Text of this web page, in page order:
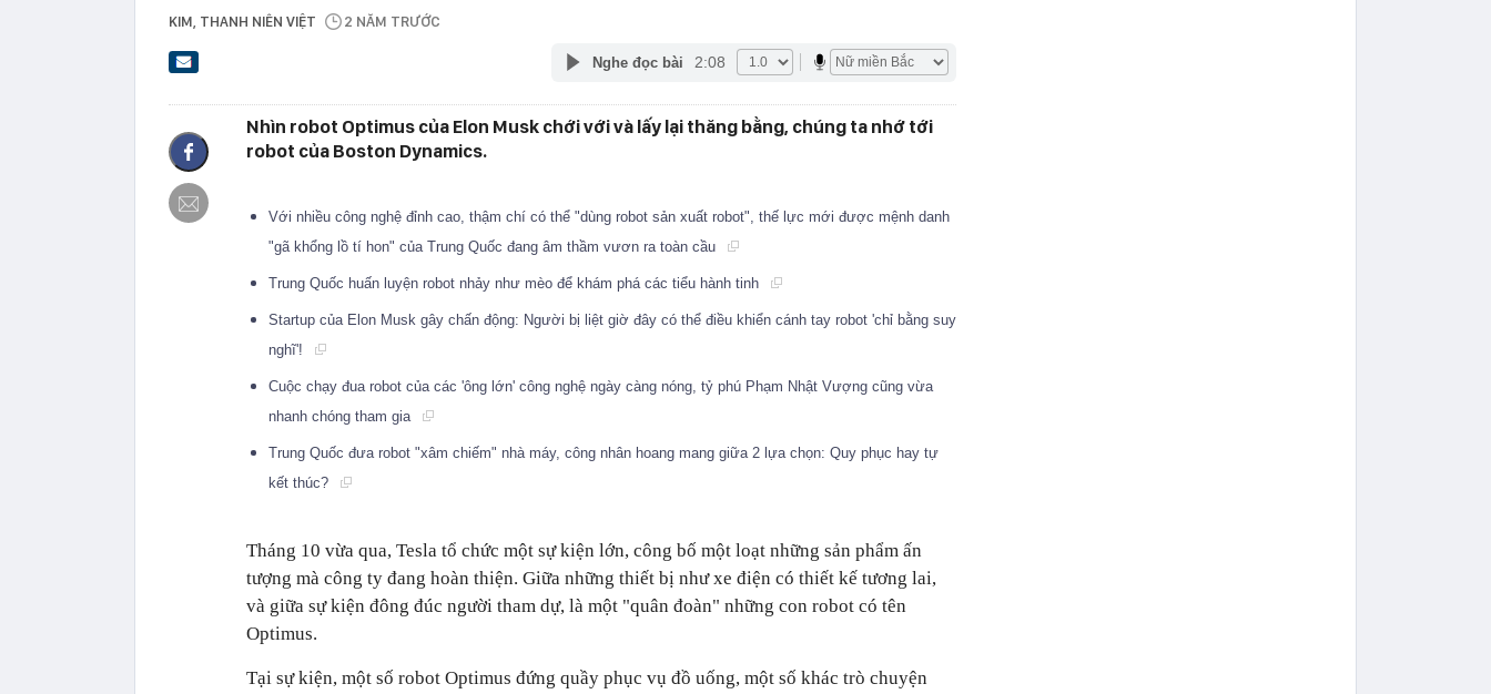
KIM , THANH NIÊN VIỆT 2 NĂM TRƯỚC
Nghe đọc bài 2:08
Nhìn robot Optimus của Elon Musk chới với và lấy lại thăng bằng, chúng ta nhớ tới
robot của Boston Dynamics.
Với nhiều công nghệ đỉnh cao, thậm chí có thể "dùng robot sản xuất robot", thế lực mới được mệnh danh
"gã khổng lồ tí hon" của Trung Quốc đang âm thầm vươn ra toàn cầu
Trung Quốc huấn luyện robot nhảy như mèo để khám phá các tiểu hành tinh
Startup của Elon Musk gây chấn động: Người bị liệt giờ đây có thể điều khiển cánh tay robot 'chỉ bằng suy
nghĩ'!
Cuộc chạy đua robot của các 'ông lớn' công nghệ ngày càng nóng, tỷ phú Phạm Nhật Vượng cũng vừa
nhanh chóng tham gia
Trung Quốc đưa robot "xâm chiếm" nhà máy, công nhân hoang mang giữa 2 lựa chọn: Quy phục hay tự
kết thúc?
Tháng 10 vừa qua, Tesla tổ chức một sự kiện lớn, công bố một loạt những sản phẩm ấn
tượng mà công ty đang hoàn thiện. Giữa những thiết bị như xe điện có thiết kế tương lai,
và giữa sự kiện đông đúc người tham dự, là một "quân đoàn" những con robot có tên
Optimus.
Tại sự kiện, một số robot Optimus đứng quầy phục vụ đồ uống, một số khác trò chuyện